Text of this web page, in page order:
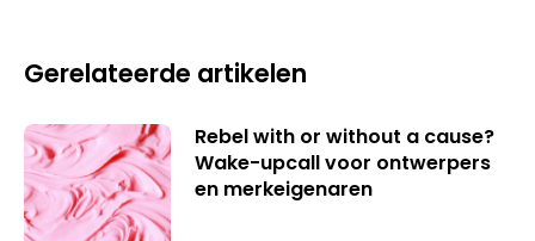
Gerelateerde artikelen
Rebel with or without a cause?
Wake-upcall voor ontwerpers
en merkeigenaren